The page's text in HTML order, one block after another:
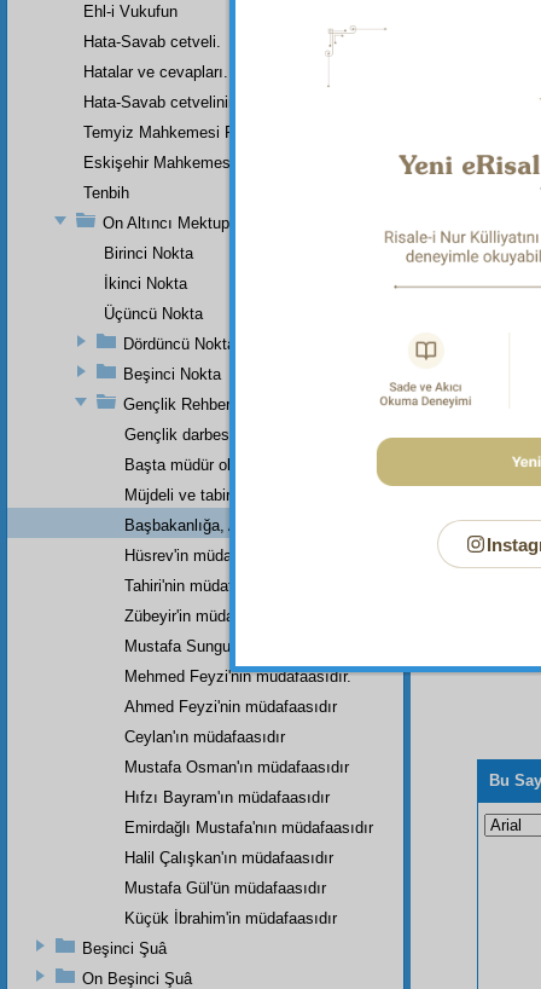
Dipnot-1
Her
Bu
Ehl-i Vukufun
Hata-Savab cetveli.
Hatalar ve cevapları.
Hata-Savab cetvelinin zeylidir.
Temyiz Mahkemesi Riyasetine:
Eskişehir Mahkemesinde Yazılan Arzuhalin Bir Parçası
Tenbih
On Altıncı Mektup
Birinci Nokta
İkinci Nokta
Üçüncü Nokta
Dördüncü Nokta
Beşinci Nokta
Gençlik Rehberi'nin Küçük Bir Haşiyesi
Gençlik darbesini yiyip
Başta müdür olarak
Müjdeli ve tabiri çıkmış latif bir rüya.
Başbakanlığa, Adliye Bakanlığına,
Hüsrev'in müdafasıdır.
Tahiri'nin müdafasıdır.
Zübeyir'in müdafasıdır.
Mustafa Sungur'un müdafaasıdır.
Mehmed Feyzi'nin müdafaasıdır.
Ahmed Feyzi'nin müdafaasıdır
Ceylan'ın müdafaasıdır
Mustafa Osman'ın müdafaasıdır
Hıfzı Bayram'ın müdafaasıdır
Emirdağlı Mustafa'nın müdafaasıdır
Halil Çalışkan'ın müdafaasıdır
Mustafa Gül'ün müdafaasıdır
Küçük İbrahim'in müdafaasıdır
Beşinci Şuâ
On Beşinci Şuâ